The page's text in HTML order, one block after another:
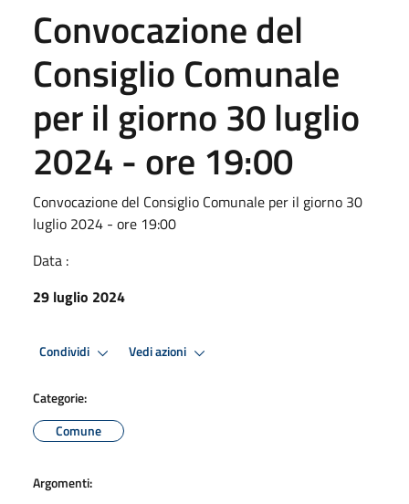
Convocazione del
Consiglio Comunale
per il giorno 30 luglio
2024 - ore 19:00
Convocazione del Consiglio Comunale per il giorno 30
luglio 2024 - ore 19:00
Data :
29 luglio 2024
Condividi Vedi azioni
Categorie:
Comune
Argomenti: